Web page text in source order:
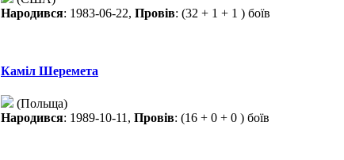
Народився: 1983-06-22, Провів: (32 + 1 + 1 ) боїв
Каміл Шеремета
(Польща)
Народився: 1989-10-11, Провів: (16 + 0 + 0 ) боїв